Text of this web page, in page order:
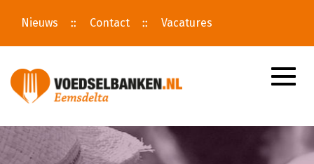
Nieuws Contact Vacatures
Toggle